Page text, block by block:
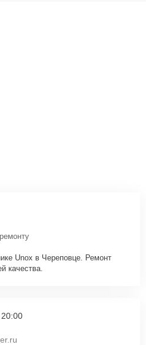
Unox в Череповце. Ремонт
качества.